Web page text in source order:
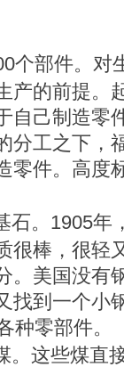
个部件。对
产的前提。
自己制造零
分工之下，
零件。高度
石。1905年
很棒，很轻
。美国没有
找到一个小
种零部件。
。这些煤直